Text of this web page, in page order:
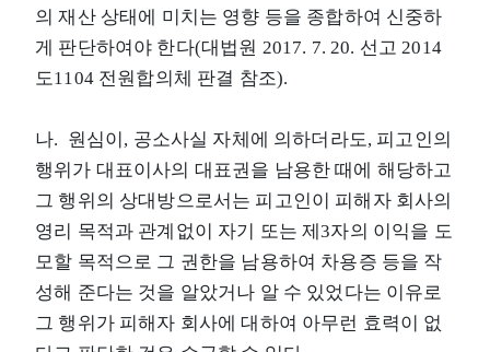
의 재산 상태에 미치는 영향 등을 종합하여 신중하
게 판단하여야 한다(대법원 2017. 7. 20. 선고 2014
도1104 전원합의체 판결 참조).
나. 원심이, 공소사실 자체에 의하더라도, 피고인의
행위가 대표이사의 대표권을 남용한 때에 해당하고
그 행위의 상대방으로서는 피고인이 피해자 회사의
영리 목적과 관계없이 자기 또는 제3자의 이익을 도
모할 목적으로 그 권한을 남용하여 차용증 등을 작
성해 준다는 것을 알았거나 알 수 있었다는 이유로
그 행위가 피해자 회사에 대하여 아무런 효력이 없